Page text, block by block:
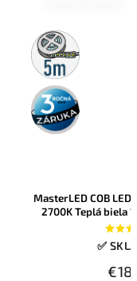
5m
rolka
3 roky
záruka
MasterLED COB
2700K Teplá biela
✅